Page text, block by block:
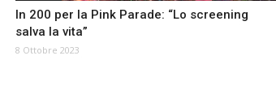
In 200 per la Pink Parade: “Lo screening
salva la vita”
8 Ottobre 2023